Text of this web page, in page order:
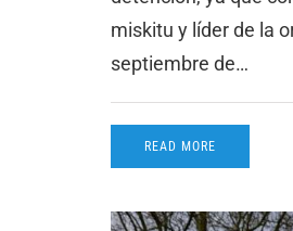
miskitu y líder de la
septiembre de…
READ MORE